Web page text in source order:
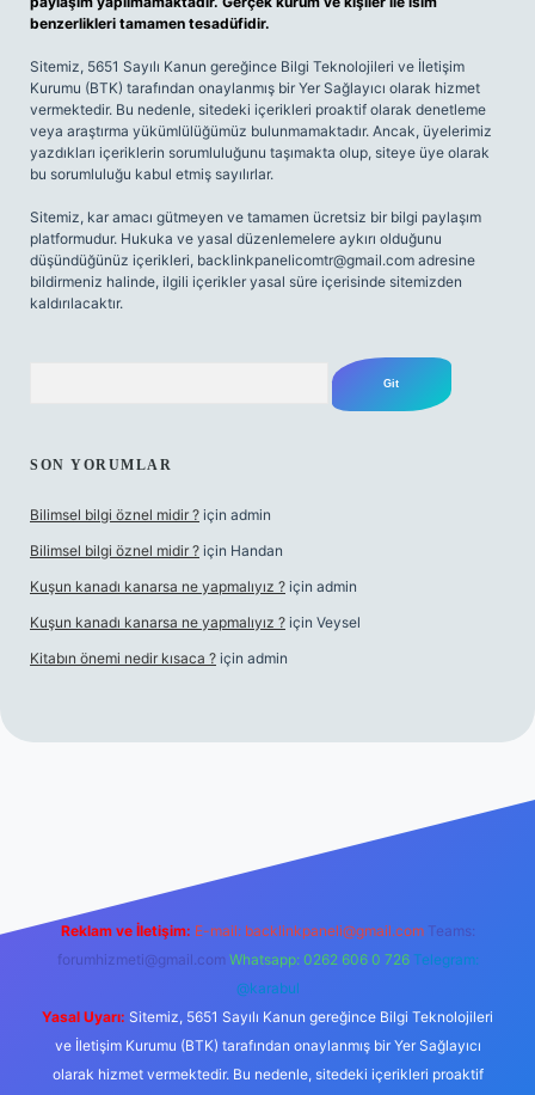
benzerlikleri tamamen tesadüfidir.
Sitemiz, 5651 Sayılı Kanun gereğince Bilgi Teknolojileri ve İletişim
Kurumu (BTK) tarafından onaylanmış bir Yer Sağlayıcı olarak hizmet
vermektedir. Bu nedenle, sitedeki içerikleri proaktif olarak denetleme
veya araştırma yükümlülüğümüz bulunmamaktadır. Ancak, üyelerimiz
yazdıkları içeriklerin sorumluluğunu taşımakta olup, siteye üye olarak
bu sorumluluğu kabul etmiş sayılırlar.
Sitemiz, kar amacı gütmeyen ve tamamen ücretsiz bir bilgi paylaşım
platformudur. Hukuka ve yasal düzenlemelere aykırı olduğunu
düşündüğünüz içerikleri, backlinkpanelicomtr@gmail.com adresine
bildirmeniz halinde, ilgili içerikler yasal süre içerisinde sitemizden
kaldırılacaktır.
SON YORUMLAR
Bilimsel bilgi öznel midir ? için admin
Bilimsel bilgi öznel midir ? için Handan
Kuşun kanadı kanarsa ne yapmalıyız ? için admin
Kuşun kanadı kanarsa ne yapmalıyız ? için Veysel
Kitabın önemi nedir kısaca ? için admin
Reklam ve İletişim: E-mail: backlinkpaneli@gmail.com Teams:
forumhizmeti@gmail.com Whatsapp: 0262 606 0 726 Telegram:
@karabul
Yasal Uyarı: Sitemiz, 5651 Sayılı Kanun gereğince Bilgi Teknolojileri
ve İletişim Kurumu (BTK) tarafından onaylanmış bir Yer Sağlayıcı
olarak hizmet vermektedir. Bu nedenle, sitedeki içerikleri proaktif